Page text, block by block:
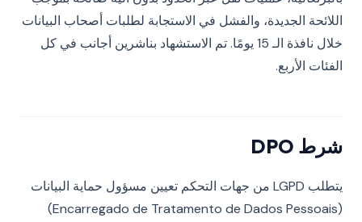
اللائحة الجديدة، والفشل في الاستجابة لطلبات أصحاب البيانات
خلال نافذة الـ 15 يومًا. تم الاستشهاد بناشرين أجانب في كل
الفئات الأربع.
شرط DPO
يتطلب LGPD من جهات التحكم تعيين مسؤول حماية البيانات
(Encarregado de Tratamento de Dados Pessoais)